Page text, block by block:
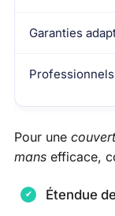
Garanties
Pour une
mans efficace,
Étendue